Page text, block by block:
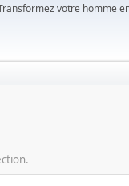
votre homme